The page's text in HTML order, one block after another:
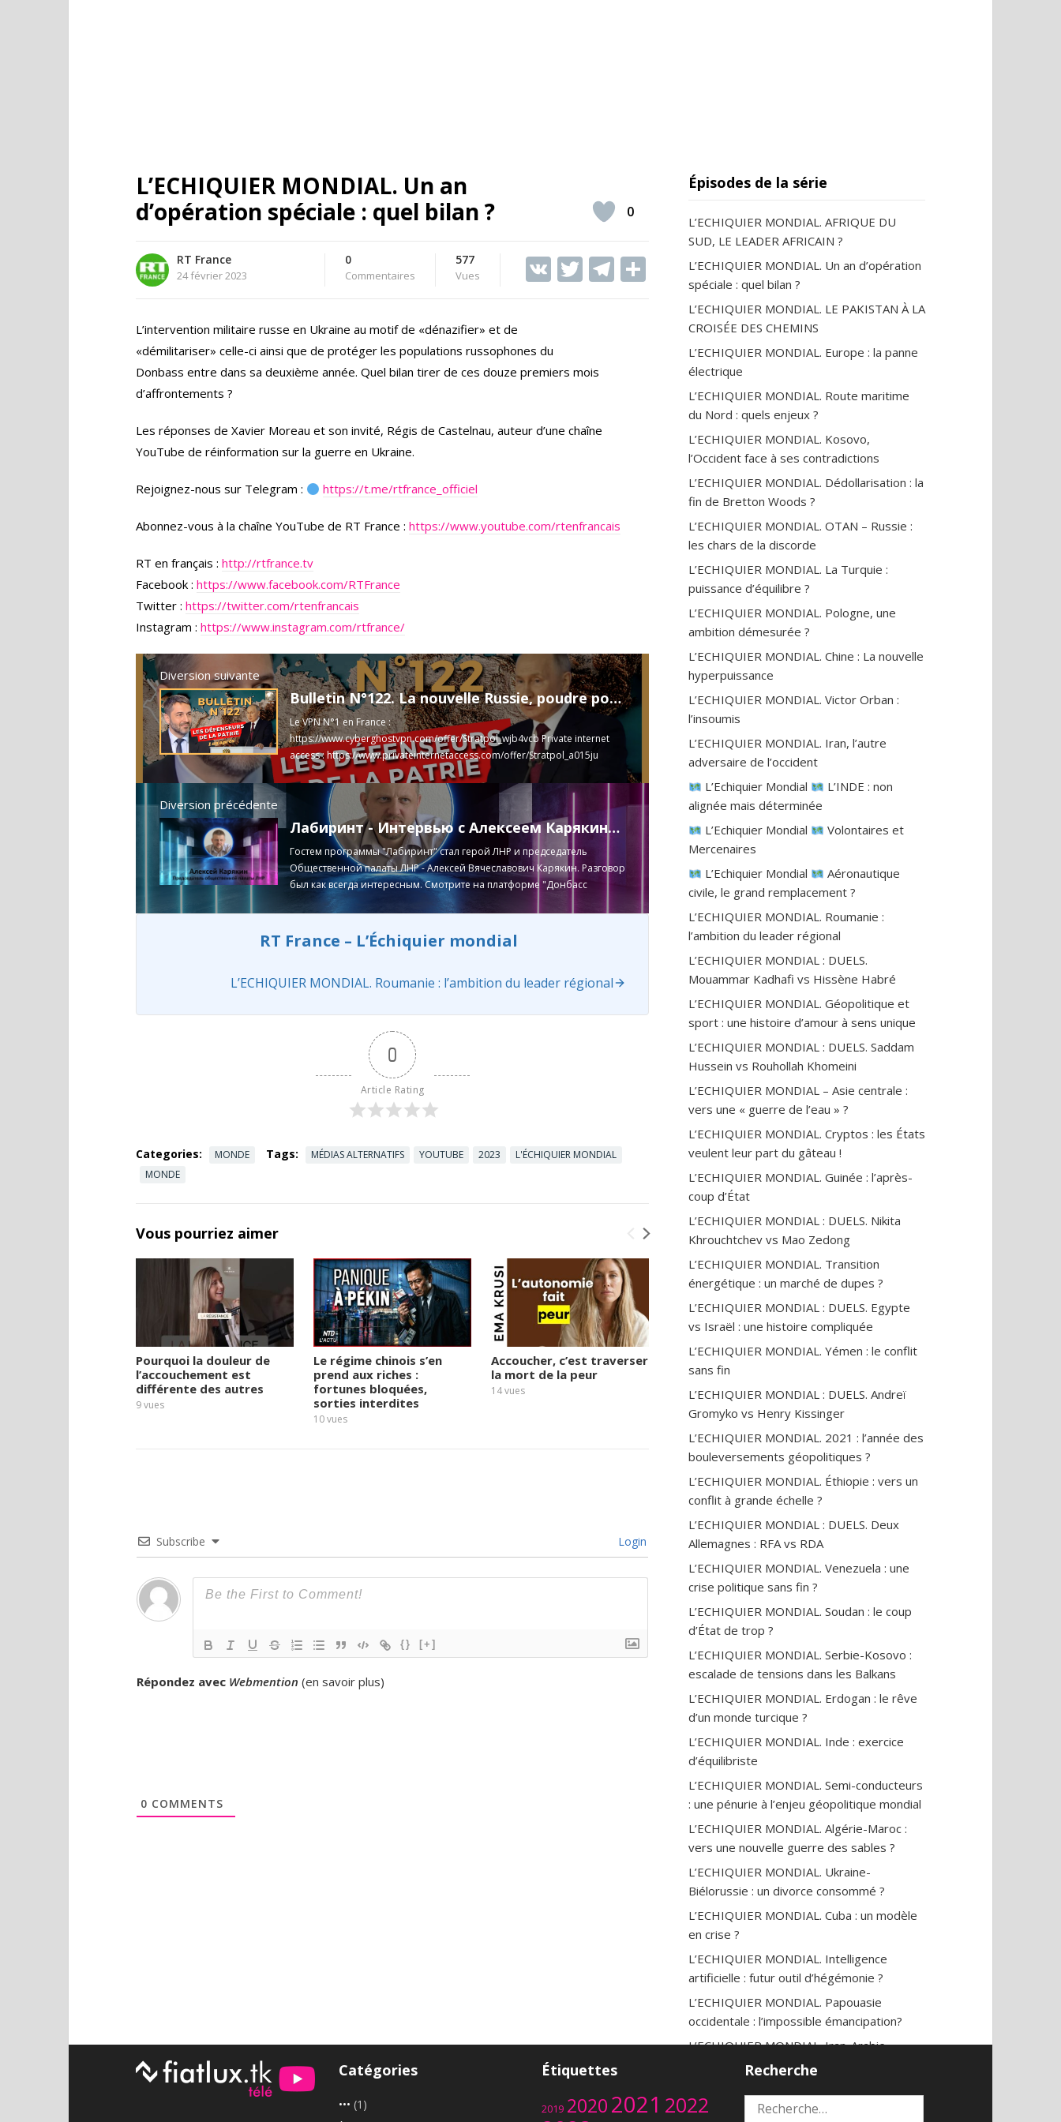
L’ECHIQUIER MONDIAL. Un an
d’opération spéciale : quel bilan ?
RT France
24 février 2023
0
Commentaires
577
Vues V T T
0
L’intervention militaire russe en Ukraine au motif de «dénazifier» et de
«démilitariser» celle-ci ainsi que de protéger les populations russophones du
Donbass entre dans sa deuxième année. Quel bilan tirer de ces douze premiers mois
d’affrontements ?
Les réponses de Xavier Moreau et son invité, Régis de Castelnau, auteur d’une chaîne
YouTube de réinformation sur la guerre en Ukraine.
Rejoignez-nous sur Telegram : https://t.me/rtfrance_officiel
Abonnez-vous à la chaîne YouTube de RT France : https://www.youtube.com/rtenfrancais
RT en français : http://rtfrance.tv
Facebook : https://www.facebook.com/RTFrance
Twitter : https://twitter.com/rtenfrancais
Instagram : https://www.instagram.com/rtfrance/
Diversion suivante
Bulletin N°122. La nouvelle Russie, poudre pour Macron, Transnistrie. 24.02.2022.
Le VPN N°1 en France :
https://www.cyberghostvpn.com/offer/Stratpol_wjb4vcb Private internet
access :https://www.privateinternetaccess.com/offer/Stratpol_a015ju
Antivirus https://offer.intego.com/mac_ckuw8zv0m
Pour acheter le "livre
noir de la gauche française": https://www.thebookedition.com/fr/le-livre-
noir-de-la-gauche-francaise-p-387234.html
Read more
Diversion précédente
Лабиринт - Интервью с Алексеем Карякиным от Фаины Савенковой
Гостем программы "Лабиринт" стал герой ЛНР и председатель
Общественной палаты ЛНР - Алексей Вячеславович Карякин. Разговор
был как всегда интересным. Смотрите на платформе "Донбасс
Инсайдер" ...
RT France – L’Échiquier mondial
L’ECHIQUIER MONDIAL. Roumanie : l’ambition du leader régional
0
Article Rating
Categories: MONDE Tags: MÉDIAS ALTERNATIFS YOUTUBE 2023
L'ÉCHIQUIER MONDIAL
MONDE
Vous pourriez aimer
Pourquoi la douleur de
l’accouchement est
différente des autres
9vues
Le régime chinois s’en
prend aux riches :
fortunes bloquées,
sorties interdites
10vues
Accoucher, c’est traverser
la mort de la peur
14vues
« 2027 sera l’élection de la
dernière chance » —
Michael Miguères
6 danseuses africaines
face aux tradition
sociales, à l’excision…
Subscribe Login
{} [+]
Répondez avec Webmention (en savoir plus)
0 COMMENTS
Épisodes de la série
L’ECHIQUIER MONDIAL. AFRIQUE DU
SUD, LE LEADER AFRICAIN ?
L’ECHIQUIER MONDIAL. Un an d’opération
spéciale : quel bilan ?
L’ECHIQUIER MONDIAL. LE PAKISTAN À LA
CROISÉE DES CHEMINS
L’ECHIQUIER MONDIAL. Europe : la panne
électrique
L’ECHIQUIER MONDIAL. Route maritime
du Nord : quels enjeux ?
L’ECHIQUIER MONDIAL. Kosovo,
l’Occident face à ses contradictions
L’ECHIQUIER MONDIAL. Dédollarisation : la
fin de Bretton Woods ?
L’ECHIQUIER MONDIAL. OTAN – Russie :
les chars de la discorde
L’ECHIQUIER MONDIAL. La Turquie :
puissance d’équilibre ?
L’ECHIQUIER MONDIAL. Pologne, une
ambition démesurée ?
L’ECHIQUIER MONDIAL. Chine : La nouvelle
hyperpuissance
L’ECHIQUIER MONDIAL. Victor Orban :
l’insoumis
L’ECHIQUIER MONDIAL. Iran, l’autre
adversaire de l’occident
L’Echiquier Mondial
L’INDE : non
alignée mais déterminée
L’Echiquier Mondial
Volontaires et
Mercenaires
L’Echiquier Mondial
Aéronautique
civile, le grand remplacement ?
L’ECHIQUIER MONDIAL. Roumanie :
l’ambition du leader régional
L’ECHIQUIER MONDIAL : DUELS.
Mouammar Kadhafi vs Hissène Habré
L’ECHIQUIER MONDIAL. Géopolitique et
sport : une histoire d’amour à sens unique
L’ECHIQUIER MONDIAL : DUELS. Saddam
Hussein vs Rouhollah Khomeini
L’ECHIQUIER MONDIAL – Asie centrale :
vers une « guerre de l’eau » ?
L’ECHIQUIER MONDIAL. Cryptos : les États
veulent leur part du gâteau !
L’ECHIQUIER MONDIAL. Guinée : l’après-
coup d’État
L’ECHIQUIER MONDIAL : DUELS. Nikita
Khrouchtchev vs Mao Zedong
L’ECHIQUIER MONDIAL. Transition
énergétique : un marché de dupes ?
L’ECHIQUIER MONDIAL : DUELS. Egypte
vs Israël : une histoire compliquée
L’ECHIQUIER MONDIAL. Yémen : le conflit
sans fin
L’ECHIQUIER MONDIAL : DUELS. Andreï
Gromyko vs Henry Kissinger
L’ECHIQUIER MONDIAL. 2021 : l’année des
bouleversements géopolitiques ?
L’ECHIQUIER MONDIAL. Éthiopie : vers un
conflit à grande échelle ?
L’ECHIQUIER MONDIAL : DUELS. Deux
Allemagnes : RFA vs RDA
L’ECHIQUIER MONDIAL. Venezuela : une
crise politique sans fin ?
L’ECHIQUIER MONDIAL. Soudan : le coup
d’État de trop ?
L’ECHIQUIER MONDIAL. Serbie-Kosovo :
escalade de tensions dans les Balkans
L’ECHIQUIER MONDIAL. Erdogan : le rêve
d’un monde turcique ?
L’ECHIQUIER MONDIAL. Inde : exercice
d’équilibriste
L’ECHIQUIER MONDIAL. Semi-conducteurs
: une pénurie à l’enjeu géopolitique mondial
L’ECHIQUIER MONDIAL. Algérie-Maroc :
vers une nouvelle guerre des sables ?
L’ECHIQUIER MONDIAL. Ukraine-
Biélorussie : un divorce consommé ?
L’ECHIQUIER MONDIAL. Cuba : un modèle
en crise ?
L’ECHIQUIER MONDIAL. Intelligence
artificielle : futur outil d’hégémonie ?
L’ECHIQUIER MONDIAL. Papouasie
occidentale : l’impossible émancipation?
L’ECHIQUIER MONDIAL. Iran-Arabie
saoudite : une (im)possible réconciliation ?
mers : la nouvelle alliance
Catégories
••• (1)
Étiquettes
2019 20202021 2022
Recherche
Rechercher :